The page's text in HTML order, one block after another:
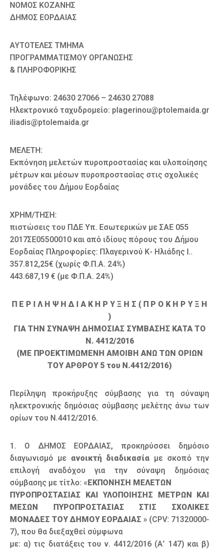
ΝΟΜΟΣ ΚΟΖΑΝΗΣ
ΔΗΜΟΣ ΕΟΡΔΑΙΑΣ
ΑΥΤΟΤΕΛΕΣ ΤΜΗΜΑ
ΠΡΟΓΡΑΜΜΑΤΙΣΜΟΥ ΟΡΓΑΝΩΣΗΣ
& ΠΛΗΡΟΦΟΡΙΚΗΣ
Τηλέφωνο: 24630 27066 – 24630 27088
Ηλεκτρονικό ταχυδρομείο: plagerinou@ptolemaida.gr
iliadis@ptolemaida.gr
ΜΕΛΕΤΗ:
Εκπόνηση μελετών πυροπροστασίας και υλοποίησης
μέτρων και μέσων πυροπροστασίας στις σχολικές
μονάδες του Δήμου Εορδαίας
ΧΡΗΜ/ΤΗΣΗ:
πιστώσεις του ΠΔΕ Υπ. Εσωτερικών με ΣΑΕ 055
2017ΣΕ05500010 και από ιδίους πόρους του Δήμου
Εορδαίας Πληροφορίες: Πλαγερινού Κ- Ηλιάδης Ι..
357.812,25€ (χωρίς Φ.Π.Α. 24%)
443.687,19 € (με Φ.Π.Α. 24%)
Π Ε Ρ Ι Λ Η Ψ Η Δ Ι Α Κ Η Ρ Υ Ξ Η Σ ( Π Ρ Ο Κ Η Ρ Υ Ξ Η
)
ΓΙΑ ΤΗΝ ΣΥΝΑΨΗ ΔΗΜΟΣΙΑΣ ΣΥΜΒΑΣΗΣ ΚΑΤΑ ΤΟ
Ν. 4412/2016
(ΜΕ ΠΡΟΕΚΤΙΜΩΜΕΝΗ ΑΜΟΙΒΗ ΑΝΩ ΤΩΝ ΟΡΙΩΝ
ΤΟΥ ΑΡΘΡΟΥ 5 του Ν.4412/2016)
Περίληψη προκήρυξης σύμβασης για τη σύναψη
ηλεκτρονικής δημόσιας σύμβασης μελέτης άνω των
ορίων του Ν.4412/2016.
1. Ο ΔΗΜΟΣ ΕΟΡΔΑΙΑΣ, προκηρύσσει δημόσιο
διαγωνισμό με ανοικτή διαδικασία με σκοπό την
επιλογή αναδόχου για την σύναψη δημόσιας
σύμβασης με τίτλο: «ΕΚΠΟΝΗΣΗ ΜΕΛΕΤΩΝ
ΠΥΡΟΠΡΟΣΤΑΣΙΑΣ ΚΑΙ ΥΛΟΠΟΙΗΣΗΣ ΜΕΤΡΩΝ ΚΑΙ
ΜΕΣΩΝ ΠΥΡΟΠΡΟΣΤΑΣΙΑΣ ΣΤΙΣ ΣΧΟΛΙΚΕΣ
ΜΟΝΑΔΕΣ ΤΟΥ ΔΗΜΟΥ ΕΟΡΔΑΙΑΣ » (CPV: 71320000-
7), που θα διεξαχθεί σύμφωνα
με: α) τις διατάξεις του ν. 4412/2016 (Α’ 147) και β)